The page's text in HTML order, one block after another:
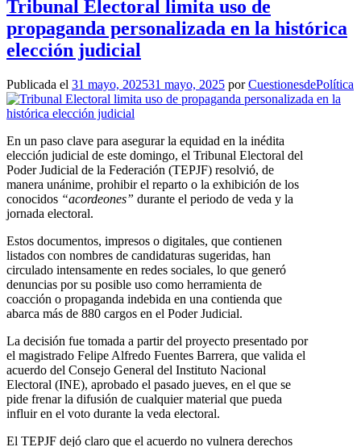
Tribunal Electoral limita uso de
propaganda personalizada en la histórica
elección judicial
Publicada el 31 mayo, 202531 mayo, 2025 porCuestionesdePolítica
En un paso clave para asegurar la equidad en la inédita
elección judicial de este domingo, el Tribunal Electoral del
Poder Judicial de la Federación (TEPJF) resolvió, de
manera unánime, prohibir el reparto o la exhibición de los
conocidos “acordeones” durante el periodo de veda y la
jornada electoral.
Estos documentos, impresos o digitales, que contienen
listados con nombres de candidaturas sugeridas, han
circulado intensamente en redes sociales, lo que generó
denuncias por su posible uso como herramienta de
coacción o propaganda indebida en una contienda que
abarca más de 880 cargos en el Poder Judicial.
La decisión fue tomada a partir del proyecto presentado por
el magistrado Felipe Alfredo Fuentes Barrera, que valida el
acuerdo del Consejo General del Instituto Nacional
Electoral (INE), aprobado el pasado jueves, en el que se
pide frenar la difusión de cualquier material que pueda
influir en el voto durante la veda electoral.
El TEPJF dejó claro que el acuerdo no vulnera derechos